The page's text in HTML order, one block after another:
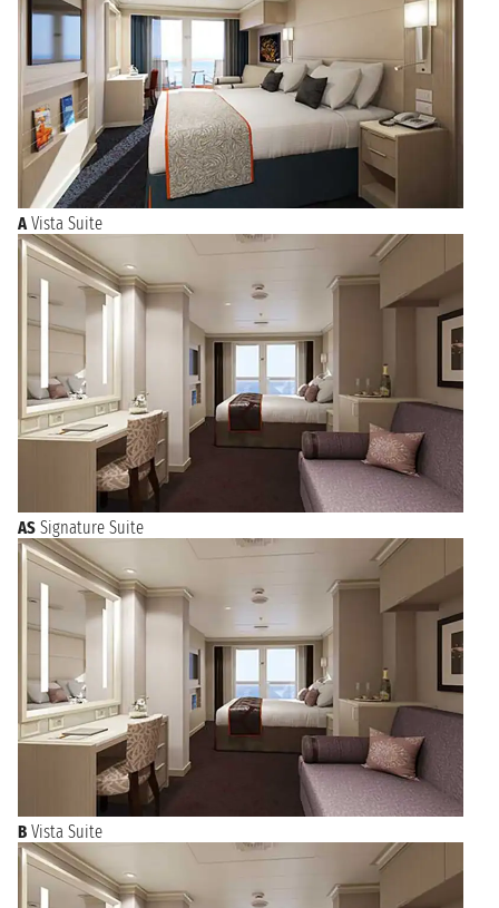
A Vista Suite
AS Signature Suite
B Vista Suite